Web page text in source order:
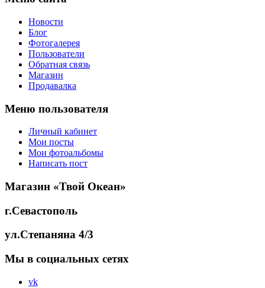
Новости
Блог
Фотогалерея
Пользователи
Обратная связь
Магазин
Продавалка
Меню пользователя
Личный кабинет
Мои посты
Мои фотоальбомы
Написать пост
Магазин «Твой Океан»
г.Севастополь
ул.Степаняна 4/3
Мы в социальных сетях
vk